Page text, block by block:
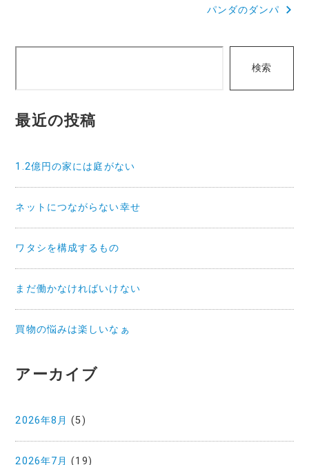
ー
シ
ン
パンダのダンパ
検索
最近の投稿
1.2億円の家には庭がない
ネットにつながらない幸せ
ワタシを構成するもの
まだ働かなければいけない
買物の悩みは楽しいなぁ
アーカイブ
2026年8月 (5)
2026年7月 (19)